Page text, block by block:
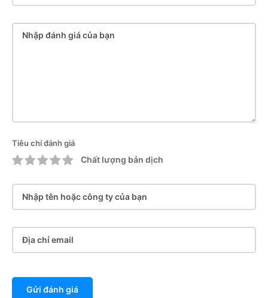
Tiêu chí đánh giá
Chất lượng bản dịch
Gửi đánh giá